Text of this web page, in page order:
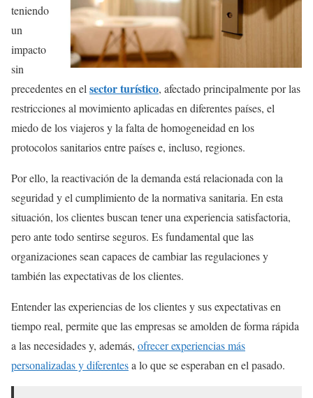
teniendo
un
impacto
sin
precedentes en el sector turístico, afectado principalmente por las
restricciones al movimiento aplicadas en diferentes países, el
miedo de los viajeros y la falta de homogeneidad en los
protocolos sanitarios entre países e, incluso, regiones.
Por ello, la reactivación de la demanda está relacionada con la
seguridad y el cumplimiento de la normativa sanitaria. En esta
situación, los clientes buscan tener una experiencia satisfactoria,
pero ante todo sentirse seguros. Es fundamental que las
organizaciones sean capaces de cambiar las regulaciones y
también las expectativas de los clientes.
Entender las experiencias de los clientes y sus expectativas en
tiempo real, permite que las empresas se amolden de forma rápida
a las necesidades y, además, ofrecer experiencias más
personalizadas y diferentesa lo que se esperaban en el pasado.